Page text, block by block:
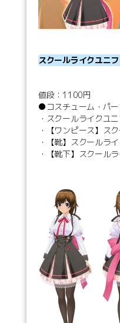
スクールライクユニ
値段：1100円
●コスチューム・パ
・スクールライクユ
・【ワンピース】ス
・【靴】スクールラ
・【靴下】スクール